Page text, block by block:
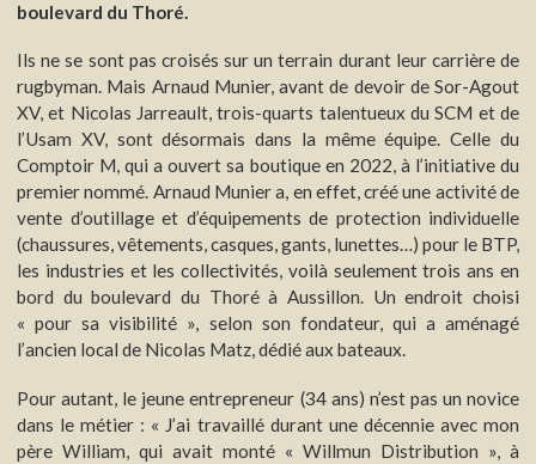
boulevard du Thoré.
Ils ne se sont pas croisés sur un terrain durant leur carrière de
rugbyman. Mais Arnaud Munier, avant de devoir de Sor-Agout
XV, et Nicolas Jarreault, trois-quarts talentueux du SCM et de
l’Usam XV, sont désormais dans la même équipe. Celle du
Comptoir M, qui a ouvert sa boutique en 2022, à l’initiative du
premier nommé. Arnaud Munier a, en effet, créé une activité de
vente d’outillage et d’équipements de protection individuelle
(chaussures, vêtements, casques, gants, lunettes…) pour le BTP,
les industries et les collectivités, voilà seulement trois ans en
bord du boulevard du Thoré à Aussillon. Un endroit choisi
« pour sa visibilité », selon son fondateur, qui a aménagé
l’ancien local de Nicolas Matz, dédié aux bateaux.
Pour autant, le jeune entrepreneur (34 ans) n’est pas un novice
dans le métier : « J’ai travaillé durant une décennie avec mon
père William, qui avait monté « Willmun Distribution », à